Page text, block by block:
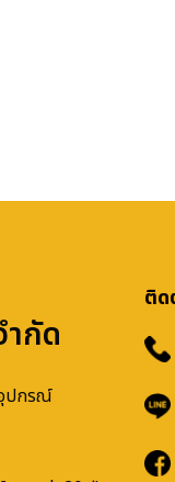
กัด
อุปกรณ์
ติด